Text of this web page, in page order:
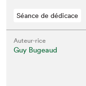
Séance de dédicace
Auteur·rice
Guy Bugeaud